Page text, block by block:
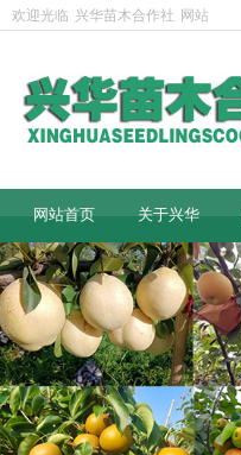
欢迎光临 兴华苗木合作社 网站
网站首页 关于兴华